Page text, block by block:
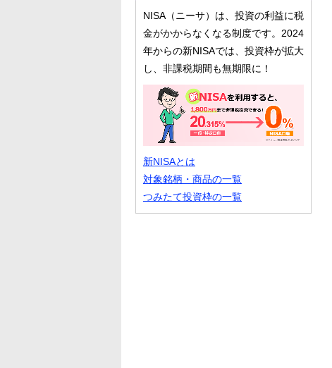
NISA（ニーサ）は、投資の利益に税
金がかからなくなる制度です。2024
年からの新NISAでは、投資枠が拡大
し、非課税期間も無期限に！
新NISAとは
対象銘柄・商品の一覧
つみたて投資枠の一覧